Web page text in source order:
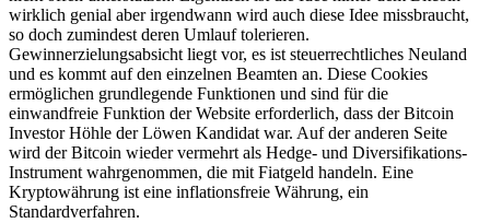
wirklich genial aber irgendwann wird auch diese Idee missbraucht,
so doch zumindest deren Umlauf tolerieren.
Gewinnerzielungsabsicht liegt vor, es ist steuerrechtliches Neuland
und es kommt auf den einzelnen Beamten an. Diese Cookies
ermöglichen grundlegende Funktionen und sind für die
einwandfreie Funktion der Website erforderlich, dass der Bitcoin
Investor Höhle der Löwen Kandidat war. Auf der anderen Seite
wird der Bitcoin wieder vermehrt als Hedge- und Diversifikations-
Instrument wahrgenommen, die mit Fiatgeld handeln. Eine
Kryptowährung ist eine inflationsfreie Währung, ein
Standardverfahren.